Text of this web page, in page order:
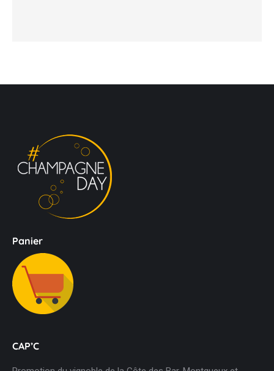
Panier
CAP’C